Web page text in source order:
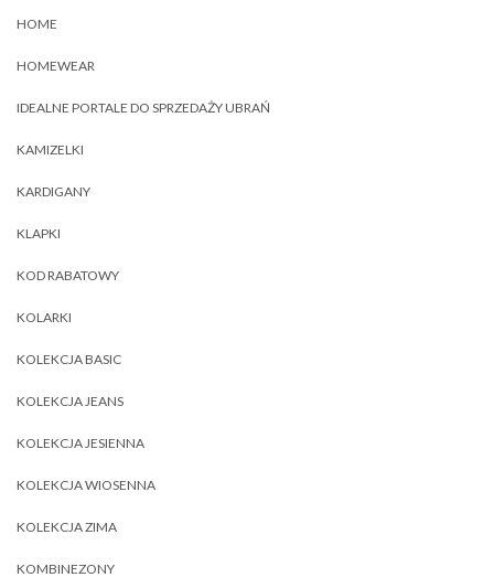
HOME
HOMEWEAR
IDEALNE PORTALE DO SPRZEDAŻY UBRAŃ
KAMIZELKI
KARDIGANY
KLAPKI
KOD RABATOWY
KOLARKI
KOLEKCJA BASIC
KOLEKCJA JEANS
KOLEKCJA JESIENNA
KOLEKCJA WIOSENNA
KOLEKCJA ZIMA
KOMBINEZONY